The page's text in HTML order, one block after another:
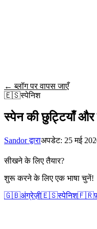
← ब्लॉग पर वापस जाएँ
🇪🇸स्पेनिश
स्पेन की छुट्टियाँ
Sandor द्वाराअपडेट: 25 मई
सीखने के लिए तैयार?
शुरू करने के लिए एक भाषा चुनें!
🇬🇧अंग्रेज़ी🇪🇸स्पेनिश🇫🇷